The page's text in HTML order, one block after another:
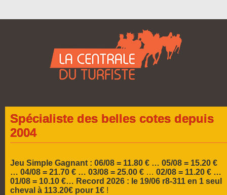
Spécialiste des belles cotes depuis
2004
Jeu Simple Gagnant : 06/08 = 11.80 € … 05/08 = 15.20 €
… 04/08 = 21.70 € … 03/08 = 25.00 € … 02/08 = 11.20 € …
01/08 = 10.10 €… Record 2026 : le 19/06 r8-311 en 1 seul
cheval à 113.20€ pour 1€ !